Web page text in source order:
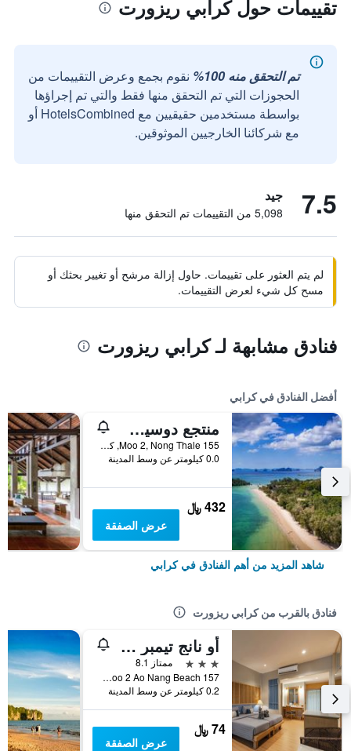
تقييمات حول كرابي ريزورت
تم التحقق منه 100%
نقوم بجمع وعرض التقييمات من
الحجوزات التي تم التحقق منها فقط والتي تم إجراؤها
بواسطة مستخدمين حقيقيين مع HotelsCombined أو
مع شركائنا الخارجيين الموثوقين.
7.5 جيد
5,098 من التقييمات تم التحقق منها
لم يتم العثور على تقييمات. حاول إزالة مرشح أو تغيير بحثك أو
مسح كل شيء لعرض التقييمات.
فنادق مشابهة لـ كرابي ريزورت
أفضل الفنادق في كرابي
منتجع دوسيت ثاني كرابي بيتش
155 Moo 2, Nong Thale, كرابي, تايلاند
0.0 كيلومتر عن وسط المدينة
432 ﷼
عرض الصفقة
شاهد المزيد من أهم الفنادق في كرابي
فنادق بالقرب من كرابي ريزورت
أو نانج تيمبر هاوس
3 نجوم
ممتاز 8.1
157 Moo 2 Ao Nang Beach, كرابي, تايلاند
0.2 كيلومتر عن وسط المدينة
74 ﷼
عرض الصفقة